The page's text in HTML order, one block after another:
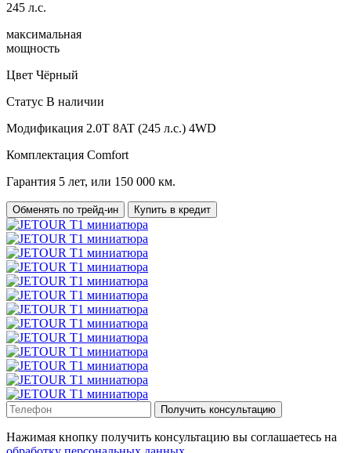
245 л.с.
максимальная
мощность
Цвет Чёрный
Статус В наличии
Модификация 2.0T 8AT (245 л.с.) 4WD
Комплектация Comfort
Гарантия 5 лет, или 150 000 км.
Обменять по трейд-ин Купить в кредит
Получить консультацию
Нажимая кнопку получить консультацию вы соглашаетесь на